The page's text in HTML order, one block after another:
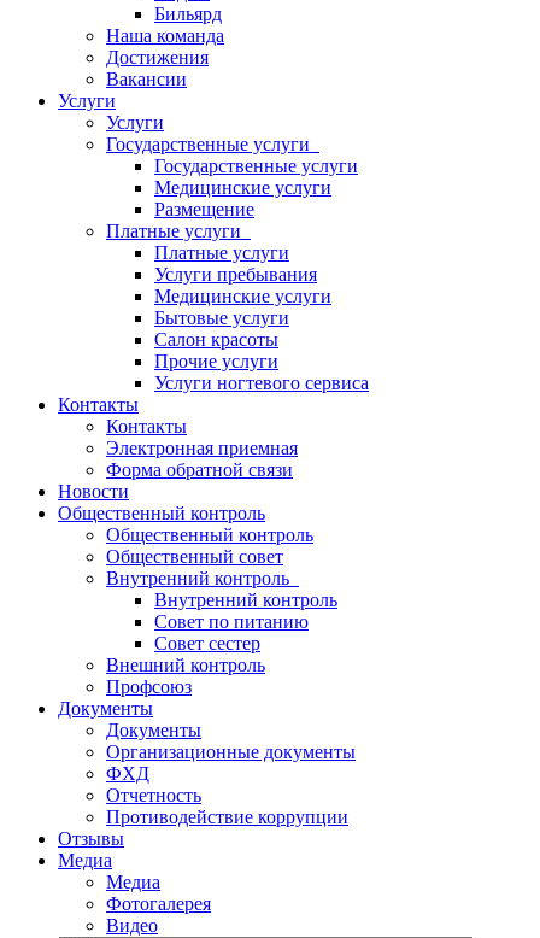
Бильярд
Наша команда
Достижения
Вакансии
Услуги
Услуги
Государственные услуги
Государственные услуги
Медицинские услуги
Размещение
Платные услуги
Платные услуги
Услуги пребывания
Медицинские услуги
Бытовые услуги
Салон красоты
Прочие услуги
Услуги ногтевого сервиса
Контакты
Контакты
Электронная приемная
Форма обратной связи
Новости
Общественный контроль
Общественный контроль
Общественный совет
Внутренний контроль
Внутренний контроль
Совет по питанию
Совет сестер
Внешний контроль
Профсоюз
Документы
Документы
Организационные документы
ФХД
Отчетность
Противодействие коррупции
Отзывы
Медиа
Медиа
Фотогалерея
Видео